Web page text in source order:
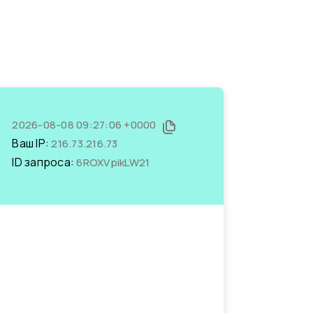
2026-08-08 09:27:06 +0000
Ваш IP:216.73.216.73
ID запроса:6ROXVpikLW21